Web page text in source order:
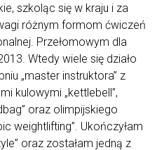
szkoląc się w kraju i za
różnym formom ćwiczeń
Przełomowym dla
Wtedy wiele się działo
„master instruktora” z
kulowymi „kettlebell”,
oraz olimpijskiego
weightlifting”. Ukończyłam
oraz zostałam jedną z